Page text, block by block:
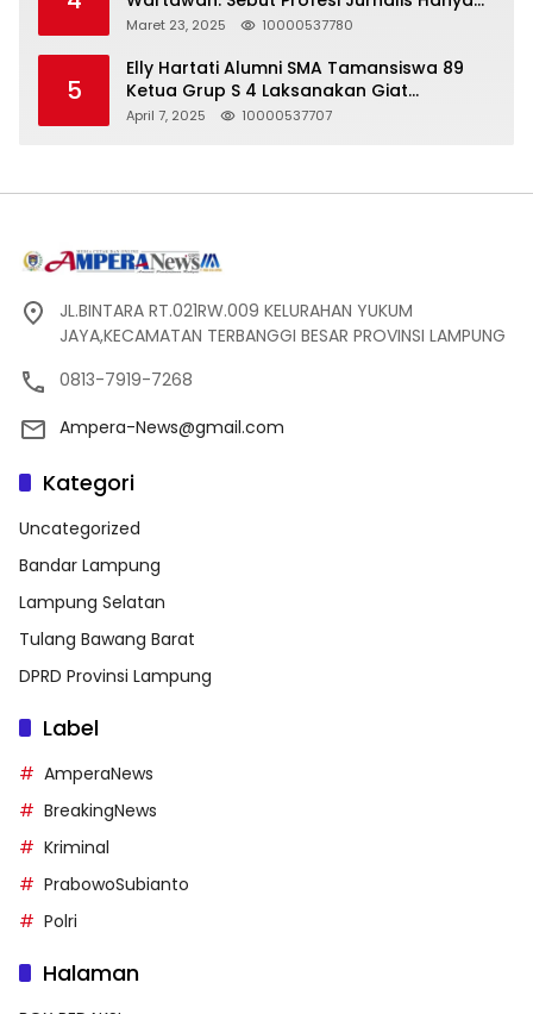
Seharga 2 Liter Bensin, Berujung Dugaan
Maret 23, 2025 10000537780
5
Elly Hartati Alumni SMA Tamansiswa 89
Ketua Grup S 4 Laksanakan Giat
Silaturahmi
April 7, 2025 10000537707
JL.BINTARA RT.021RW.009 KELURAHAN YUKUM
JAYA,KECAMATAN TERBANGGI BESAR PROVINSI LAMPUNG
0813-7919-7268
Ampera-News@gmail.com
Kategori
Uncategorized
Bandar Lampung
Lampung Selatan
Tulang Bawang Barat
DPRD Provinsi Lampung
Label
AmperaNews
BreakingNews
Kriminal
PrabowoSubianto
Polri
Halaman